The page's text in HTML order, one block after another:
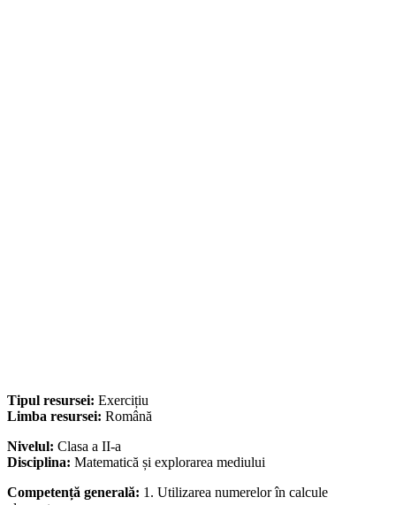
Tipul resursei: Exercițiu
Limba resursei: Română
Nivelul: Clasa a II-a
Disciplina: Matematică și explorarea mediului
Competență generală: 1. Utilizarea numerelor în calcule